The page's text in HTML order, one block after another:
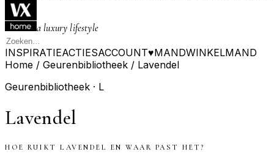
a luxury lifestyle
INSPIRATIEACTIESACCOUNT♥MANDWINKELMAND
Home / Geurenbibliotheek / Lavendel
Geurenbibliotheek · L
Lavendel
HOE RUIKT LAVENDEL EN WAAR PAST HET?